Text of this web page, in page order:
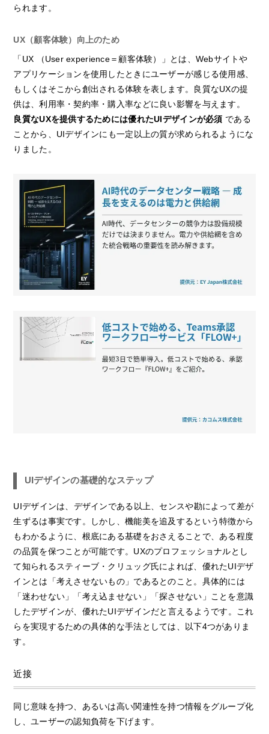
られます。
UX（顧客体験）向上のため
「UX （User experience＝顧客体験）」とは、Webサイトや
アプリケーションを使用したときにユーザーが感じる使用感、
もしくはそこから創出される体験を表します。良質なUXの提
供は、利用率・契約率・購入率などに良い影響を与えます。
良質なUXを提供するためには優れたUIデザインが必須 である
ことから、UIデザインにも一定以上の質が求められるようにな
りました。
UIデザインの基礎的なステップ
UIデザインは、デザインである以上、センスや勘によって差が
生ずるは事実です。しかし、機能美を追及するという特徴から
もわかるように、根底にある基礎をおさえることで、ある程度
の品質を保つことが可能です。UXのプロフェッショナルとし
て知られるスティーブ・クリュッグ氏によれば、優れたUIデザ
インとは「考えさせないもの」であるとのこと。具体的には
「迷わせない」「考え込ませない」「探させない」ことを意識
したデザインが、優れたUIデザインだと言えるようです。これ
らを実現するための具体的な手法としては、以下4つがありま
す。
近接
同じ意味を持つ、あるいは高い関連性を持つ情報をグループ化
し、ユーザーの認知負荷を下げます。